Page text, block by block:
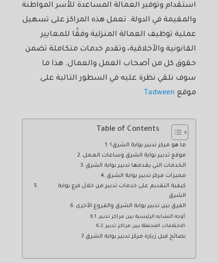
استقدام وتوفير العمالة المساعدة للأسر المواطنة
والمقيمة في الدولة. تعمل هذه المراكز على تسهيل
عملية توظيف العمالة المنزلية وفقًا للمعايير
القانونية والأخلاقية، وتقدم خدمات متكاملة تضمن
حقوق كل من أصحاب العمل والعمال. هذا ما
سوف نلقي نظرة عليه في السطور التالية على
موقع Tadween
Table of Contents
ما هو مركز تدبير بوابة الشرق؟
موقع تدبير بوابة الشرق وساعات العمل
الخدمات التي يقدمها تدبير بوابة الشرق
مميزات مركز تدبير بوابة الشرق
كيفية التقديم على خدمات تدبير من خلال فرع بوابة
الشرق
الفرق بين تدبير بوابة الشرق والفروع الأخرى
أوجه التشابه الرئيسية بين مراكز تدبير:
الاختلافات المحتملة بين مراكز تدبير:
نصائح قبل زيارة مركز تدبير بوابة الشرق